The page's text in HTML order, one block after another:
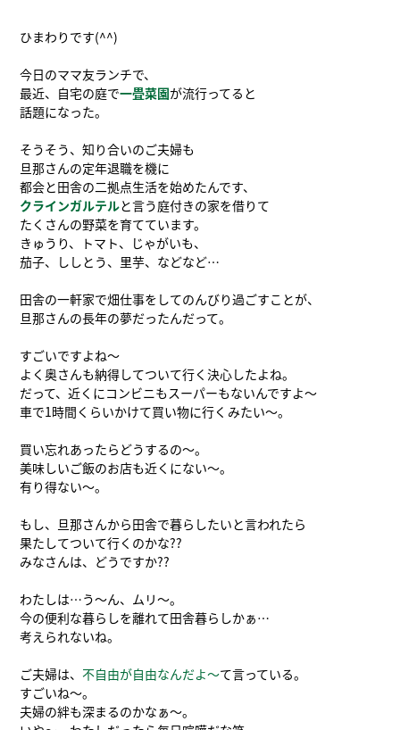
ひまわりです(^^)
今日のママ友ランチで、
最近、自宅の庭で一畳菜園が流行ってると
話題になった。
そうそう、知り合いのご夫婦も
旦那さんの定年退職を機に
都会と田舎の二拠点生活を始めたんです、
クラインガルテルと言う庭付きの家を借りて
たくさんの野菜を育てています。
きゅうり、トマト、じゃがいも、
茄子、ししとう、里芋、などなど…
田舎の一軒家で畑仕事をしてのんびり過ごすことが、
旦那さんの長年の夢だったんだって。
すごいですよね～
よく奥さんも納得してついて行く決心したよね。
だって、近くにコンビニもスーパーもないんですよ～
車で1時間くらいかけて買い物に行くみたい～。
買い忘れあったらどうするの～。
美味しいご飯のお店も近くにない～。
有り得ない～。
もし、旦那さんから田舎で暮らしたいと言われたら
果たしてついて行くのかな??
みなさんは、どうですか??
わたしは…う～ん、ムリ～。
今の便利な暮らしを離れて田舎暮らしかぁ…
考えられないね。
ご夫婦は、不自由が自由なんだよ～て言っている。
すごいね～。
夫婦の絆も深まるのかなぁ～。